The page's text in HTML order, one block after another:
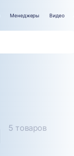
Менеджеры Видео
5 товаров